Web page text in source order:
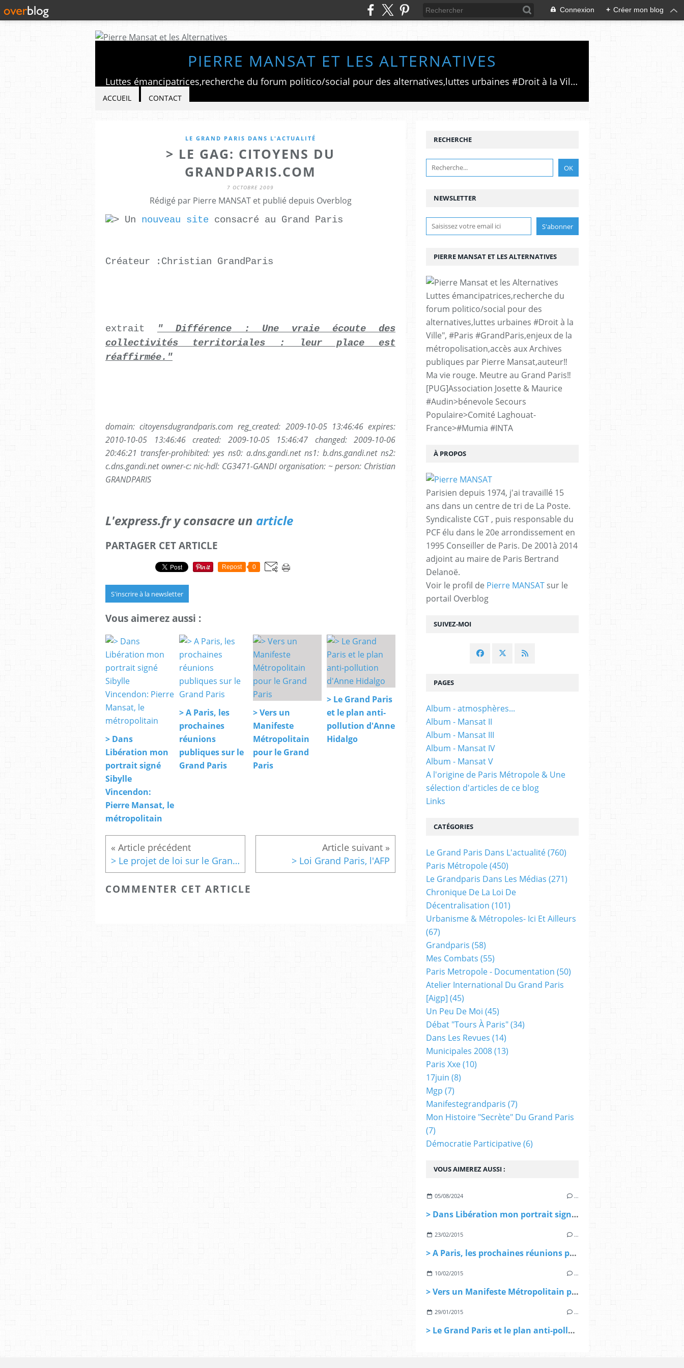
Connexion + Créer mon blog
PIERRE MANSAT ET LES ALTERNATIVES
Luttes émancipatrices,recherche du forum politico/social pour des alternatives,luttes urbaines #Droit à la Ville", #Paris #GrandParis,enjeux de la métropolisation,accès aux Archives publiques par Pierre Mansat,auteur‼️Ma vie rouge. Meutre au Grand Paris‼️[PUG]Association Josette & Maurice #Audin>bénevole Secours Populaire>Comité Laghouat-France>#Mumia #INTA
ACCUEIL CONTACT
LE GRAND PARIS DANS L'ACTUALITÉ
> LE GAG: CITOYENS DU
GRANDPARIS.COM
7 OCTOBRE 2009
Rédigé par Pierre MANSAT et publié depuis Overblog
> Un nouveau site consacré au Grand Paris
Créateur :Christian GrandParis
extrait " Différence: Une vraie écoute des
collectivités territoriales : leur place est
réaffirmée."
domain: citoyensdugrandparis.com reg_created: 2009-10-05 13:46:46 expires:
2010-10-05 13:46:46 created: 2009-10-05 15:46:47 changed: 2009-10-06
20:46:21 transfer-prohibited: yes ns0: a.dns.gandi.net ns1: b.dns.gandi.net ns2:
c.dns.gandi.net owner-c: nic-hdl: CG3471-GANDI organisation: ~ person: Christian
GRANDPARIS
L'express.fr y consacre un article
PARTAGER CET ARTICLE
Repost 0
S'inscrire à la newsletter
Vous aimerez aussi :
> Dans
Libération mon
portrait signé
Sibylle
Vincendon:
Pierre Mansat, le
métropolitain
> A Paris, les
prochaines
réunions
publiques sur le
Grand Paris
> Vers un
Manifeste
Métropolitain
pour le Grand
Paris
> Le Grand Paris
et le plan anti-
pollution d'Anne
Hidalgo
> Le projet de loi sur le Grand Paris adopté en Conseil des ministres > Loi Grand Paris, l'AFP
COMMENTER CET ARTICLE
NEWSLETTER
SUIVEZ-MOI
RECHERCHE
PIERRE MANSAT ET LES ALTERNATIVES
Luttes émancipatrices,recherche du
forum politico/social pour des
alternatives,luttes urbaines #Droit à la
Ville", #Paris #GrandParis,enjeux de la
métropolisation,accès aux Archives
publiques par Pierre Mansat,auteur‼️
Ma vie rouge. Meutre au Grand Paris‼️
[PUG]Association Josette & Maurice
#Audin>bénevole Secours
Populaire>Comité Laghouat-
France>#Mumia #INTA
À PROPOS
Parisien depuis 1974, j'ai travaillé 15
ans dans un centre de tri de La Poste.
Syndicaliste CGT , puis responsable du
PCF élu dans le 20e arrondissement en
1995 Conseiller de Paris. De 2001à 2014
adjoint au maire de Paris Bertrand
Delanoë.
Voir le profil de Pierre MANSAT sur le
portail Overblog
VOUS AIMEREZ AUSSI :
05/08/2024 …
> Dans Libération mon portrait signé Sibylle Vincendon: Pierre Mansat, le métropolitain
23/02/2015 …
> A Paris, les prochaines réunions publiques sur le Grand Paris
10/02/2015 …
> Vers un Manifeste Métropolitain pour le Grand Paris
29/01/2015 …
> Le Grand Paris et le plan anti-pollution d'Anne Hidalgo
PAGES
Album - atmosphères...
Album - Mansat II
Album - Mansat III
Album - Mansat IV
Album - Mansat V
A l'origine de Paris Métropole & Une
sélection d'articles de ce blog
Links
CATÉGORIES
Le Grand Paris Dans L'actualité(760)
Paris Métropole(450)
Le Grandparis Dans Les Médias (271)
Chronique De La Loi De
Décentralisation (101)
Urbanisme & Métropoles- Ici Et Ailleurs
(67)
Grandparis (58)
Mes Combats (55)
Paris Metropole - Documentation (50)
Atelier International Du Grand Paris
[aigp] (45)
Un Peu De Moi (45)
Débat "tours À Paris"(34)
Dans Les Revues (14)
Municipales 2008(13)
Paris Xxe(10)
17juin (8)
Mgp (7)
Manifestegrandparis (7)
Mon Histoire "secrète" Du Grand Paris
(7)
Démocratie Participative(6)